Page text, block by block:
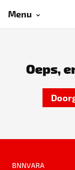
Menu
Oeps,
BNNVARA